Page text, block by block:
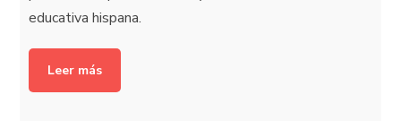
educativa hispana.
Leer más